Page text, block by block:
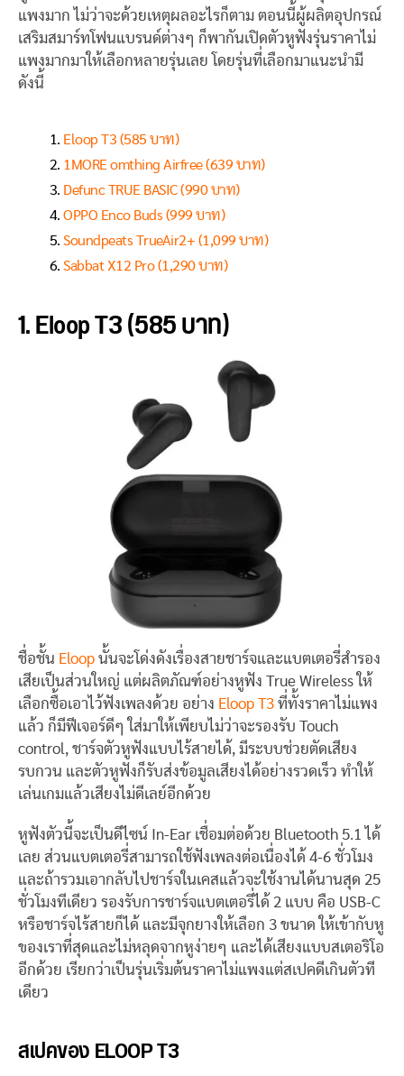
แพงมาก ไม่ว่าจะด้วยเหตุผลอะไรก็ตาม ตอนนี้ผู้ผลิตอุปกรณ์
เสริมสมาร์ทโฟนแบรนด์ต่างๆ ก็พากันเปิดตัวหูฟังรุ่นราคาไม่
แพงมากมาให้เลือกหลายรุ่นเลย โดยรุ่นที่เลือกมาแนะนำมี
ดังนี้
Eloop T3 (585 บาท)
1MORE omthing Airfree (639 บาท)
Defunc TRUE BASIC (990 บาท)
OPPO Enco Buds (999 บาท)
Soundpeats TrueAir2+ (1,099 บาท)
Sabbat X12 Pro (1,290 บาท)
1. Eloop T3 (585 บาท)
ชื่อชั้น Eloop นั้นจะโด่งดังเรื่องสายชาร์จและแบตเตอรี่สำรอง
เสียเป็นส่วนใหญ่ แต่ผลิตภัณฑ์อย่างหูฟัง True Wireless ให้
เลือกซื้อเอาไว้ฟังเพลงด้วย อย่าง Eloop T3 ที่ทั้งราคาไม่แพง
แล้ว ก็มีฟีเจอร์ดีๆ ใส่มาให้เพียบไม่ว่าจะรองรับ Touch
control, ชาร์จตัวหูฟังแบบไร้สายได้, มีระบบช่วยตัดเสียง
รบกวน และตัวหูฟังก็รับส่งข้อมูลเสียงได้อย่างรวดเร็ว ทำให้
เล่นเกมแล้วเสียงไม่ดีเลย์อีกด้วย
หูฟังตัวนี้จะเป็นดีไซน์ In-Ear เชื่อมต่อด้วย Bluetooth 5.1 ได้
เลย ส่วนแบตเตอรี่สามารถใช้ฟังเพลงต่อเนื่องได้ 4-6 ชั่วโมง
และถ้ารวมเอากลับไปชาร์จในเคสแล้วจะใช้งานได้นานสุด 25
ชั่วโมงทีเดียว รองรับการชาร์จแบตเตอรี่ได้ 2 แบบ คือ USB-C
หรือชาร์จไร้สายก็ได้ และมีจุกยางให้เลือก 3 ขนาด ให้เข้ากับหู
ของเราที่สุดและไม่หลุดจากหูง่ายๆ และได้เสียงแบบสเตอริโอ
อีกด้วย เรียกว่าเป็นรุ่นเริ่มต้นราคาไม่แพงแต่สเปคดีเกินตัวที
เดียว
สเปคของ ELOOP T3